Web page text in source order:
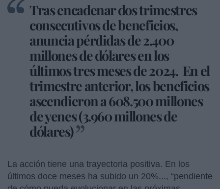
Tras encadenar dos trimestres
consecutivos de beneficios,
anuncia pérdidas de 2.400
millones de dólares en los
últimos tres meses de 2024. En el
trimestre anterior, los beneficios
ascendieron a 608.500 millones
de yenes (3.960 millones de
dólares)
La acción tiene una trayectoria positiva. En los
últimos doce meses ha subido un 20%..., “pendiente